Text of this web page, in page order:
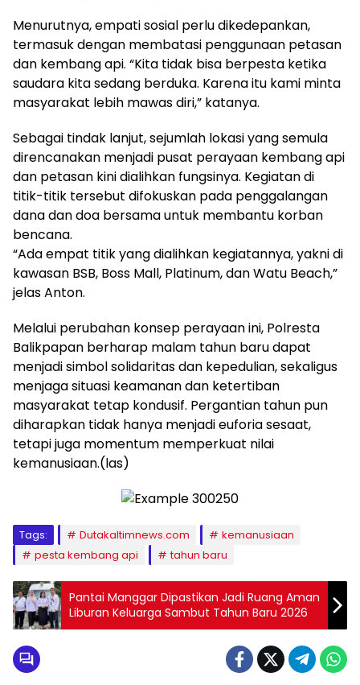
Menurutnya, empati sosial perlu dikedepankan,
termasuk dengan membatasi penggunaan petasan
dan kembang api. “Kita tidak bisa berpesta ketika
saudara kita sedang berduka. Karena itu kami minta
masyarakat lebih mawas diri,” katanya.
Sebagai tindak lanjut, sejumlah lokasi yang semula
direncanakan menjadi pusat perayaan kembang api
dan petasan kini dialihkan fungsinya. Kegiatan di
titik-titik tersebut difokuskan pada penggalangan
dana dan doa bersama untuk membantu korban
bencana.
“Ada empat titik yang dialihkan kegiatannya, yakni di
kawasan BSB, Boss Mall, Platinum, dan Watu Beach,”
jelas Anton.
Melalui perubahan konsep perayaan ini, Polresta
Balikpapan berharap malam tahun baru dapat
menjadi simbol solidaritas dan kepedulian, sekaligus
menjaga situasi keamanan dan ketertiban
masyarakat tetap kondusif. Pergantian tahun pun
diharapkan tidak hanya menjadi euforia sesaat,
tetapi juga momentum memperkuat nilai
kemanusiaan.(las)
Tags: Dutakaltimnews.com
kemanusiaan
pesta kembang api
tahun baru
Pantai Manggar Dipastikan Jadi Ruang Aman
Liburan Keluarga Sambut Tahun Baru 2026